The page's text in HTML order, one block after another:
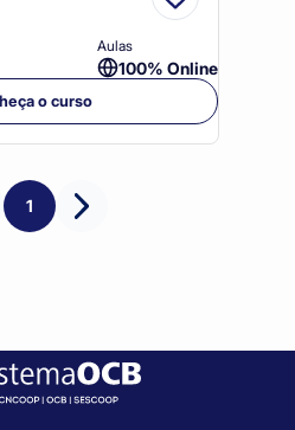
as certificações Anbima
internacionais. As
completas, atuais e
de quem trabalha
produtos de
Aulas
100% Online
o curso
1